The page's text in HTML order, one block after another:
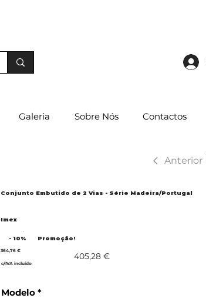
Galeria Sobre Nós Contactos
Anterior
Conjunto Embutido de 2 Vias - Série Madeira/Portugal
Imex
Promoção!
- 10%
364,76 € 405,28 €
c/IVA incluído
Modelo